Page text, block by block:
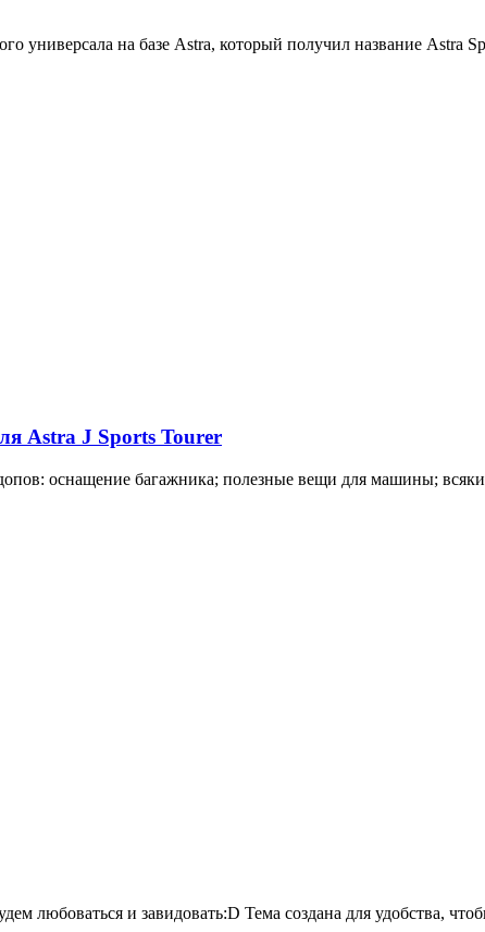
универсала на базе Astra, который получил название Astra
Astra J Sports Tourer
оснащение багажника; полезные вещи для машины;
любоваться и завидовать:D Тема создана для удобства,